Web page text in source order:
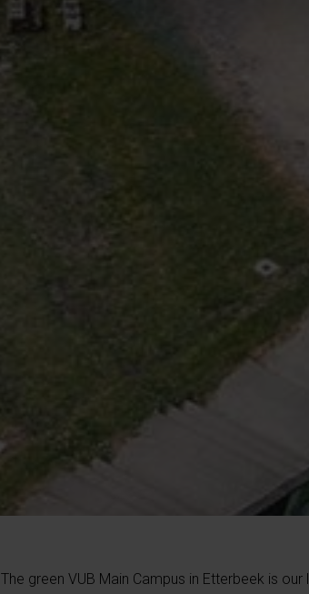
The green VUB Main Campus in Etterbeek is